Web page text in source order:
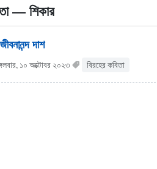
— শিকার
জীবনানন্দ দাশ
১০ অক্টোবর ২০২৩ বিরহের কবিতা